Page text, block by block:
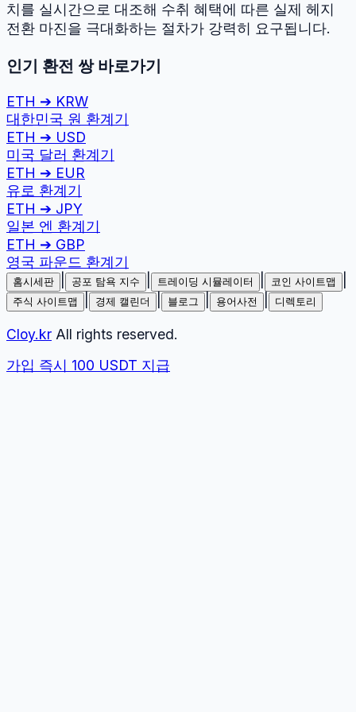
치를 실시간으로 대조해 수취 혜택에 따른 실제 헤지
전환 마진을 극대화하는 절차가 강력히 요구됩니다.
인기 환전 쌍 바로가기
ETH ➔ KRW
대한민국 원 환계기
ETH ➔ USD
미국 달러 환계기
ETH ➔ EUR
유로 환계기
ETH ➔ JPY
일본 엔 환계기
ETH ➔ GBP
영국 파운드 환계기
홈시세판 공포 탐욕 지수 트레이딩 시뮬레이터 코인 사이트맵
주식 사이트맵 경제 캘린더 블로그 용어사전 디렉토리
Cloy.kr All rights reserved.
가입 즉시 100 USDT 지급